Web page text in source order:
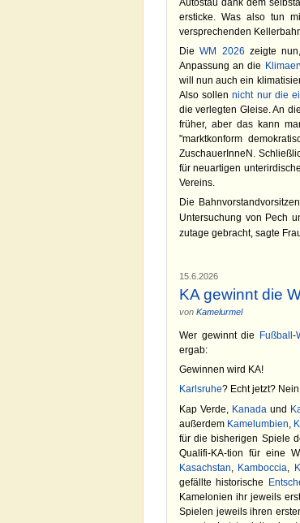
Autostau dank dem
ersticke. Was also tun
versprechenden
DieWM 2026 zeigte
Anpassung an die
will nun auch ein
Also sollennicht nur die
die verlegten Gleise. An
früher, aber das kann
"marktkonform
ZuschauerInneN.
für neuartigen
Vereins.
Die
Untersuchung von Pech
zutage gebracht, sagte
15.6.2026
KA gewinnt die
von Kamelurmel
Wer gewinnt die Fußball -
ergab:
Gewinnen wird KA!
Karlsruhe? Echt jetzt?
Kap Verde, Kanada und
außerdem Kamelumbien
für die bisherigen Spiele
Qualifi-KA-tion für eine
Kasachstan
Kamboccia
gefällte historische
Kamelonien ihr jeweils
Spielen jeweils ihren